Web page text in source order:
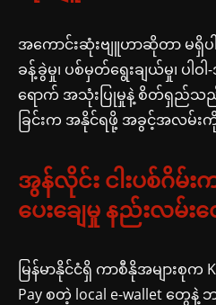
အကောင်းဆုံးဗျူဟာဆိုတာ မရှိပ
ခန့်ခွဲမှု၊ ပစ်မှတ်ရွေးချယ်မှု၊ ပ
ရောက် အသုံးပြုမှုနဲ့ စိတ်ရှည်သည်း
ခြင်းက အနိုင်ရဖို့ အခွင့်အလမ်းကို
အွန်လိုင်း ငါးပစ်ဂိမ်
ပေးချေမှု နည်းလမ်
မြန်မာနိုင်ငံရှိ ကာစီနိုအများစုက
Pay စတဲ့ local e-wallet တွေ